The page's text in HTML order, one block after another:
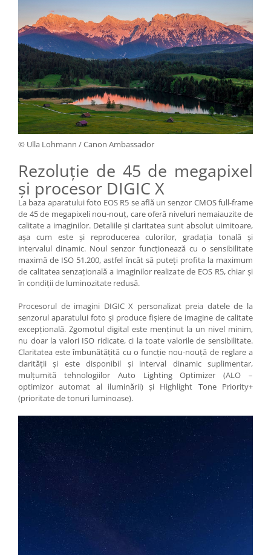
© Ulla Lohmann / Canon Ambassador
Rezoluţie de 45 de megapixel
şi procesor DIGIC X
La baza aparatului foto EOS R5 se află un senzor CMOS full-frame
de 45 de megapixeli nou-nouţ, care oferă niveluri nemaiauzite de
calitate a imaginilor. Detaliile şi claritatea sunt absolut uimitoare,
aşa cum este şi reproducerea culorilor, gradaţia tonală şi
intervalul dinamic. Noul senzor funcţionează cu o sensibilitate
maximă de ISO 51.200, astfel încât să puteţi profita la maximum
de calitatea senzaţională a imaginilor realizate de EOS R5, chiar şi
în condiţii de luminozitate redusă.
Procesorul de imagini DIGIC X personalizat preia datele de la
senzorul aparatului foto şi produce fişiere de imagine de calitate
excepţională. Zgomotul digital este menţinut la un nivel minim,
nu doar la valori ISO ridicate, ci la toate valorile de sensibilitate.
Claritatea este îmbunătăţită cu o funcţie nou-nouţă de reglare a
clarităţii şi este disponibil şi interval dinamic suplimentar,
mulţumită tehnologiilor Auto Lighting Optimizer (ALO –
optimizor automat al iluminării) şi Highlight Tone Priority+
(prioritate de tonuri luminoase).